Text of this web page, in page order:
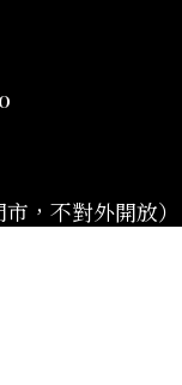
，不對外開放）